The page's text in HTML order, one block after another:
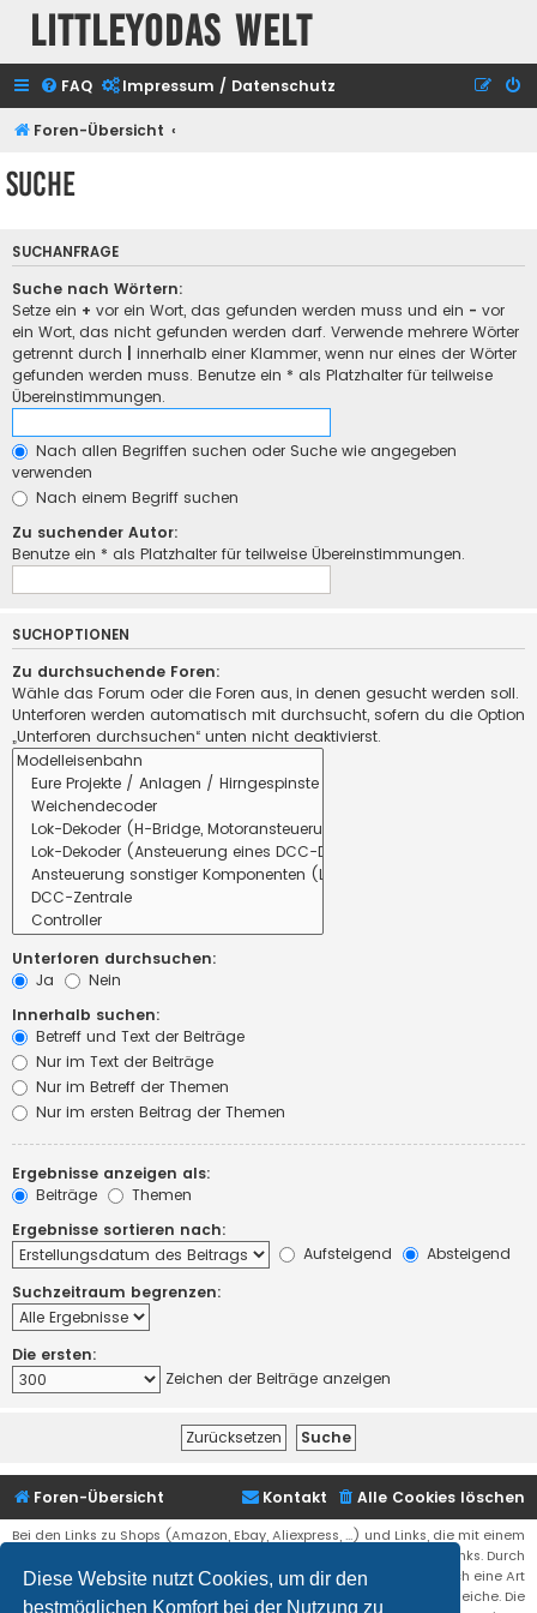
Diese Website nutzt Cookies, um dir den
bestmöglichen Komfort bei der Nutzung zu
Littleyodas Welt
FAQ Impressum / Datenschutz
Foren-Übersicht
Suche
SUCHANFRAGE
Suche nach Wörtern:
Setze ein + vor ein Wort, das gefunden werden muss und ein - vor
ein Wort, das nicht gefunden werden darf. Verwende mehrere Wörter
getrennt durch
innerhalb einer Klammer, wenn nur eines der Wörter
gefunden werden muss. Benutze ein * als Platzhalter für teilweise
Übereinstimmungen.
Nach allen Begriffen suchen oder Suche wie angegeben
verwenden
Nach einem Begriff suchen
Zu suchender Autor:
Benutze ein * als Platzhalter für teilweise Übereinstimmungen.
SUCHOPTIONEN
Zu durchsuchende Foren:
Wähle das Forum oder die Foren aus, in denen gesucht werden soll.
Unterforen werden automatisch mit durchsucht, sofern du die Option
„Unterforen durchsuchen“ unten nicht deaktivierst.
Unterforen durchsuchen:
Ja
Nein
Innerhalb suchen:
Betreff und Text der Beiträge
Nur im Text der Beiträge
Nur im Betreff der Themen
Nur im ersten Beitrag der Themen
Ergebnisse anzeigen als:
Beiträge
Themen
Ergebnisse sortieren nach:
Aufsteigend
Absteigend
Suchzeitraum begrenzen:
Die ersten:
Zeichen der Beiträge anzeigen
Foren-Übersicht Alle Cookies löschen
Kontakt
Bei den Links zu Shops (Amazon, Ebay, Aliexpress, ...) und Links, die mit einem
Stern (*) markiert sind, kann es sich um sogenannte Affiliate Links. Durch
den Kauf eines Produktes über einen Affiliate Link erhälte ich eine Art
Umsatzbeteiligung gutgeschrieben. Für euch bleibt der Preis der gleiche. Die